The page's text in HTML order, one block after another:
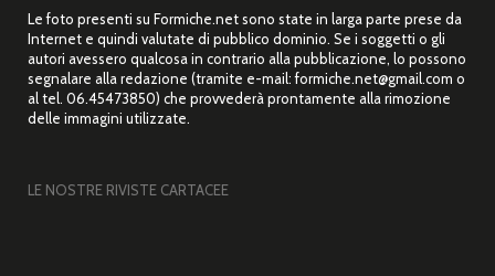
Le foto presenti su Formiche.net sono state in larga parte prese da
Internet e quindi valutate di pubblico dominio. Se i soggetti o gli
autori avessero qualcosa in contrario alla pubblicazione, lo possono
segnalare alla redazione (tramite e-mail: formiche.net@gmail.com o
al tel. 06.45473850) che provvederà prontamente alla rimozione
delle immagini utilizzate.
LE NOSTRE RIVISTE CARTACEE